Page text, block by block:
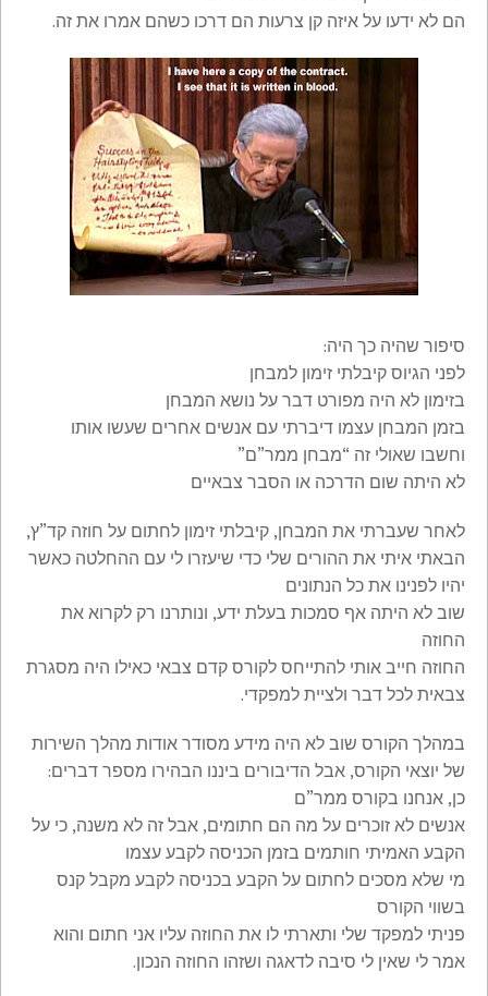
הם לא ידעו על איזה קן צרעות הם דרכו כשהם אמרו את זה.
סיפור שהיה כך היה:
לפני הגיוס קיבלתי זימון למבחן
בזימון לא היה מפורט דבר על נושא המבחן
בזמן המבחן עצמו דיברתי עם אנשים אחרים שעשו אותו
וחשבו שאולי זה “מבחן ממר”ם”
לא היתה שום הדרכה או הסבר צבאיים
לאחר שעברתי את המבחן, קיבלתי זימון לחתום על חוזה קד”ץ,
הבאתי איתי את ההורים שלי כדי שיעזרו לי עם ההחלטה כאשר
יהיו לפנינו את כל הנתונים
שוב לא היתה אף סמכות בעלת ידע, ונותרנו רק לקרוא את
החוזה
החוזה חייב אותי להתייחס לקורס קדם צבאי כאילו היה מסגרת
צבאית לכל דבר ולציית למפקדי.
במהלך הקורס שוב לא היה מידע מסודר אודות מהלך השירות
של יוצאי הקורס, אבל הדיבורים ביננו הבהירו מספר דברים:
כן, אנחנו בקורס ממר”ם
אנשים לא זוכרים על מה הם חתומים, אבל זה לא משנה, כי על
הקבע האמיתי חותמים בזמן הכניסה לקבע עצמו
מי שלא מסכים לחתום על הקבע בכניסה לקבע מקבל קנס
בשווי הקורס
פניתי למפקד שלי ותארתי לו את החוזה עליו אני חתום והוא
אמר לי שאין לי סיבה לדאגה ושזהו החוזה הנכון.